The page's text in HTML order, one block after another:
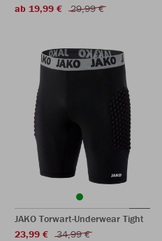
ab 19,99 €
29,99 €
JAKO Torwart-Underwear Tight
23,99 €
34,99 €